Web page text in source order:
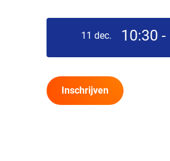
11 dec. 10:30
Inschrijven